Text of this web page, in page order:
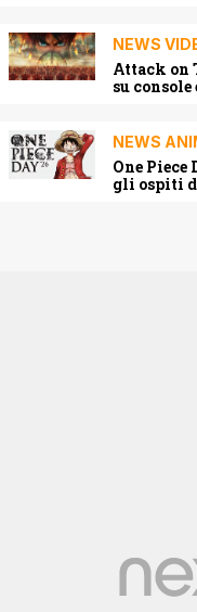
NEWS
Attack on
su console
NEWS
One
gli ospiti